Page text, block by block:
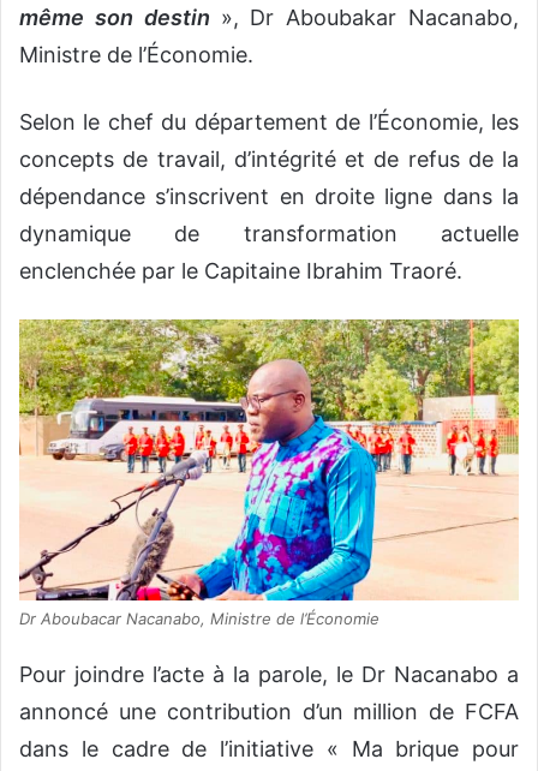
même son destin », Dr Aboubakar Nacanabo,
Ministre de l’Économie.
‎Selon le chef du département de l’Économie, les
concepts de travail, d’intégrité et de refus de la
dépendance s’inscrivent en droite ligne dans la
dynamique de transformation actuelle
enclenchée par le Capitaine Ibrahim Traoré.
Dr Aboubacar Nacanabo, Ministre de l’Économie
‎Pour joindre l’acte à la parole, le Dr Nacanabo a
annoncé une contribution d’un million de FCFA
dans le cadre de l’initiative « Ma brique pour